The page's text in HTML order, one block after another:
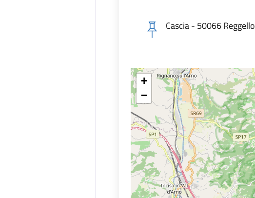
Cascia - 50066 Reggello
+
−